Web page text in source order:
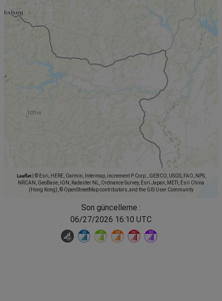
Leaflet
© Esri, HERE, Garmin, Intermap, increment P Corp., GEBCO, USGS, FAO, NPS,
NRCAN, GeoBase, IGN, Kadaster NL, Ordnance Survey, Esri Japan, METI, Esri China
(Hong Kong), © OpenStreetMap contributors, and the GIS User Community
Son güncelleme :
06/27/2026 16:10 UTC